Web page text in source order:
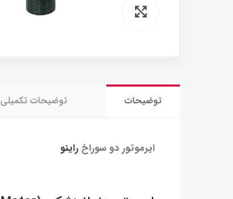
برای بزرگنمایی کلیک کنید
توضیحات توضیحات تکمیلی
ایرموتور دو سوراخ راینو